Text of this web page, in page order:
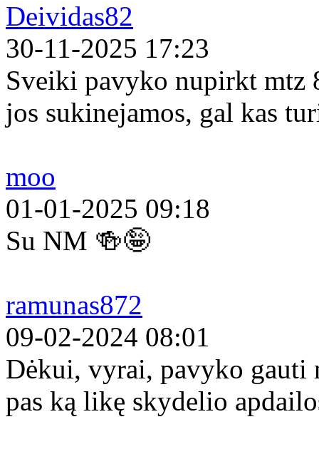
Deividas82
30-11-2025 17:23
Sveiki pavyko nupirkt mtz
jos sukinejamos, gal kas
moo
01-01-2025 09:18
Su NM 🍻🤪
ramunas872
09-02-2024 08:01
Dėkui, vyrai, pavyko gauti
pas ką likę skydelio